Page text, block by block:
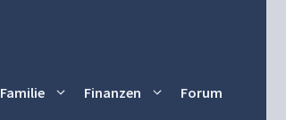
Familie Finanzen Forum